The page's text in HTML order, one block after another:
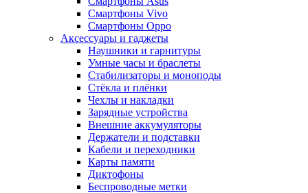
Смартфоны Vivo
Смартфоны Oppo
Аксессуары и гаджеты
Наушники и гарнитуры
Умные часы и браслеты
Стабилизаторы и моноподы
Стёкла и плёнки
Чехлы и накладки
Зарядные устройства
Внешние аккумуляторы
Держатели и подставки
Кабели и переходники
Карты памяти
Диктофоны
Беспроводные метки